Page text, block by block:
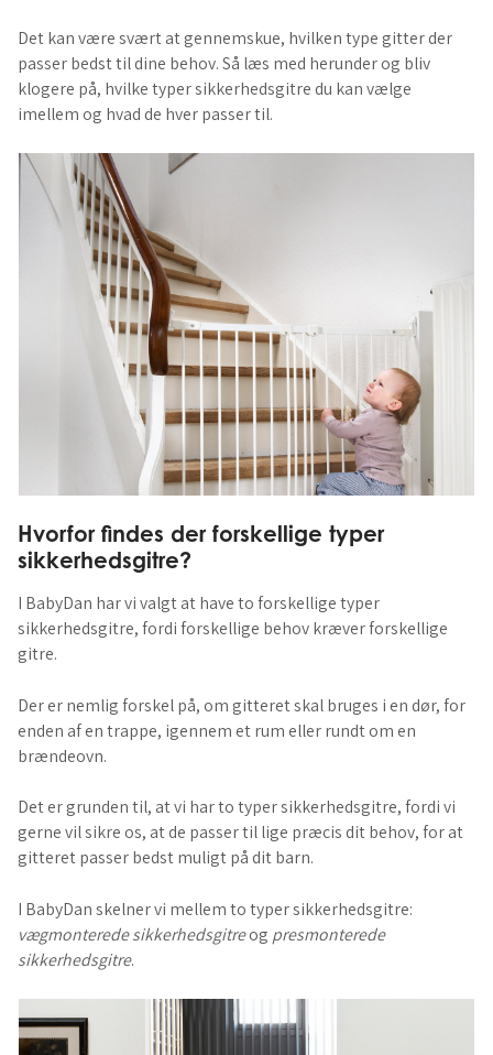
Det kan være svært at gennemskue, hvilken type gitter der
passer bedst til dine behov. Så læs med herunder og bliv
klogere på, hvilke typer sikkerhedsgitre du kan vælge
imellem og hvad de hver passer til.
Hvorfor findes der forskellige typer
sikkerhedsgitre?
I BabyDan har vi valgt at have to forskellige typer
sikkerhedsgitre, fordi forskellige behov kræver forskellige
gitre.
Der er nemlig forskel på, om gitteret skal bruges i en dør, for
enden af en trappe, igennem et rum eller rundt om en
brændeovn.
Det er grunden til, at vi har to typer sikkerhedsgitre, fordi vi
gerne vil sikre os, at de passer til lige præcis dit behov, for at
gitteret passer bedst muligt på dit barn.
I BabyDan skelner vi mellem to typer sikkerhedsgitre:
vægmonterede sikkerhedsgitreog presmonterede
sikkerhedsgitre.